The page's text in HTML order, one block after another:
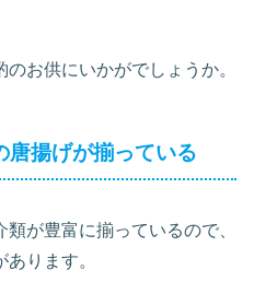
お供にいかがでしょうか。
唐揚げが揃っている
が豊富に揃っているので、
ります。